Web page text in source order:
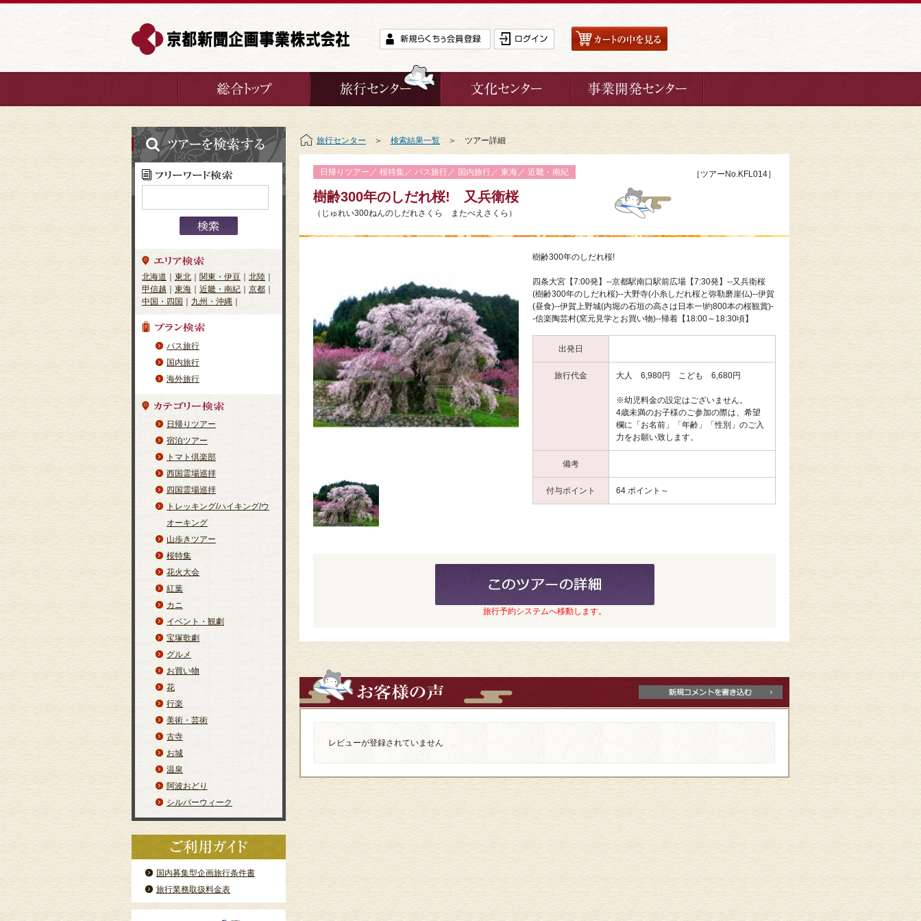
北海道 東北 関東・伊豆 北陸
甲信越
東海 近畿・南紀 京都
中国・四国
九州・沖縄
バス旅行
国内旅行
海外旅行
日帰りツアー
宿泊ツアー
トマト倶楽部
西国霊場巡拝
四国霊場巡拝
トレッキング/ハイキング/ウ
オーキング
山歩きツアー
桜特集
花火大会
紅葉
カニ
イベント・観劇
宝塚歌劇
グルメ
お買い物
花
行楽
美術・芸術
古寺
お城
温泉
阿波おどり
シルバーウィーク
国内募集型企画旅行条件書
旅行業務取扱料金表
旅行センター ＞ 検索結果一覧 ＞ ツアー詳細
日帰りツアー／ 桜特集／ バス旅行／ 国内旅行／ 東海／ 近畿・南紀
樹齢300年のしだれ桜! 又兵衛桜
（じゅれい300ねんのしだれさくら またべえさくら）
［ツアーNo.KFL014］
樹齢300年のしだれ桜!
四条大宮【7:00発】--京都駅南口駅前広場【7:30発】--又兵衛桜
(樹齢300年のしだれ桜)--大野寺(小糸しだれ桜と弥勒磨崖仏)--伊賀
(昼食)--伊賀上野城(内堀の石垣の高さは日本一!約800本の桜観賞)-
-信楽陶芸村(窯元見学とお買い物)--帰着【18:00～18:30頃】
出発日
旅行代金 大人 6,980円 こども 6,680円
※幼児料金の設定はございません。
4歳未満のお子様のご参加の際は、希望
欄に「お名前」「年齢」「性別」のご入
力をお願い致します。
備考
付与ポイント 64 ポイント～
旅行予約システムへ移動します。
レビューが登録されていません